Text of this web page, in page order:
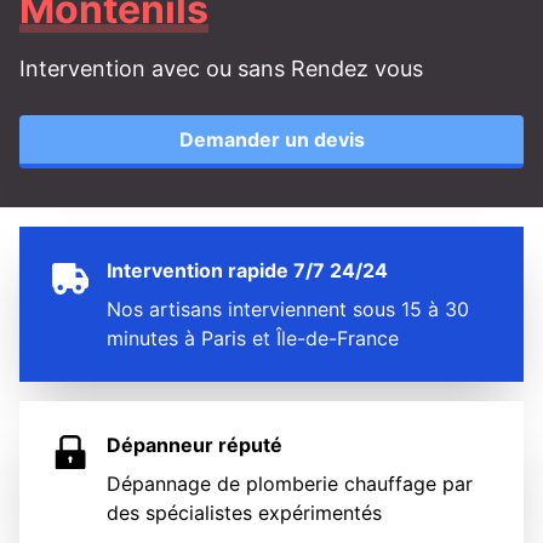
Intervention avec ou sans Rendez vous
Demander un devis
Intervention rapide 7/7 24/24
Nos artisans interviennent sous 15 à 30
minutes à Paris et Île-de-France
Dépanneur réputé
Dépannage de plomberie chauffage par
des spécialistes expérimentés